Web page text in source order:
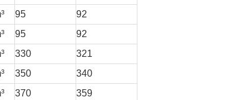
95
92
95
92
330
321
350
340
370
359